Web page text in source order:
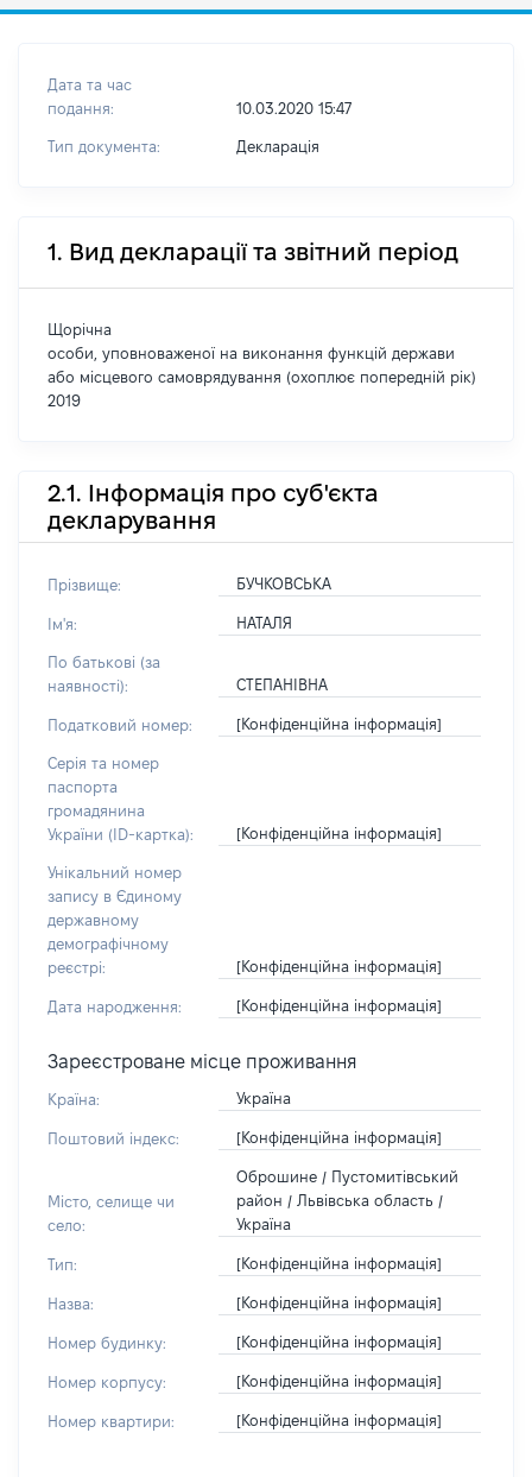
Дата та час
подання:
10.03.2020 15:47
Тип документа: Декларація
1. Вид декларації та звітний період
Щорічна
особи, уповноваженої на виконання функцій держави
або місцевого самоврядування (охоплює попередній рік)
2019
2.1. Інформація про суб'єкта
декларування
Прізвище: БУЧКОВСЬКА
Ім'я: НАТАЛЯ
По батькові (за
наявності):
СТЕПАНІВНА
Податковий номер: [Конфіденційна інформація]
Серія та номер
паспорта
громадянина
України (ID-картка):
[Конфіденційна інформація]
Унікальний номер
запису в Єдиному
державному
демографічному
реєстрі:
[Конфіденційна інформація]
Дата народження: [Конфіденційна інформація]
Зареєстроване місце проживання
Країна: Україна
Поштовий індекс: [Конфіденційна інформація]
Місто, селище чи
село:
Оброшине / Пустомитівський
район / Львівська область /
Україна
Тип: [Конфіденційна інформація]
Назва: [Конфіденційна інформація]
Номер будинку: [Конфіденційна інформація]
Номер корпусу: [Конфіденційна інформація]
Номер квартири: [Конфіденційна інформація]